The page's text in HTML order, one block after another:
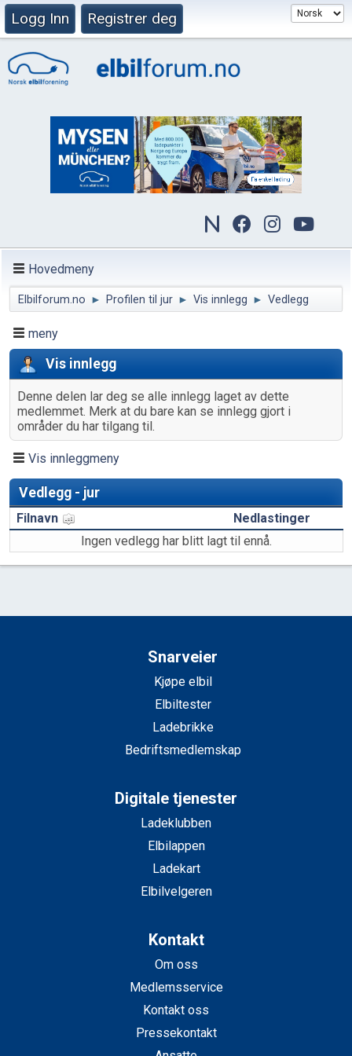
Logg Inn Registrer deg
Hovedmeny
Elbilforum.no ► Profilen til jur ► Vis innlegg ► Vedlegg
meny
Vis innlegg
Denne delen lar deg se alle innlegg laget av dette
medlemmet. Merk at du bare kan se innlegg gjort i
områder du har tilgang til.
Vis innleggmeny
Vedlegg - jur
Filnavn
Nedlastinger
Ingen vedlegg har blitt lagt til ennå.
Snarveier
Kjøpe elbil
Elbiltester
Ladebrikke
Bedriftsmedlemskap
Digitale tjenester
Ladeklubben
Elbilappen
Ladekart
Elbilvelgeren
Kontakt
Om oss
Medlemsservice
Kontakt oss
Pressekontakt